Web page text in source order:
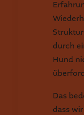
durch
Hund
Das
dass